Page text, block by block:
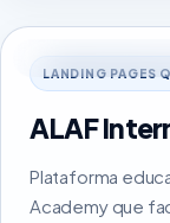
LANDING PAGES
ALAF
Plataforma
Academy que